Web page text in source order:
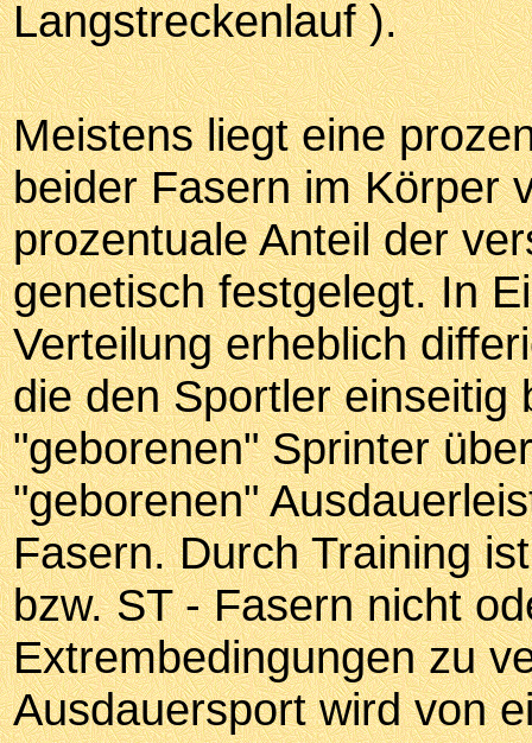
Langstreckenlauf ).
Meistens liegt eine
beider Fasern im Körper
prozentuale Anteil der
genetisch festgelegt. In
Verteilung erheblich
die den Sportler einseitig
"geborenen" Sprinter
"geborenen"
Fasern. Durch Training
bzw. ST - Fasern nicht
Extrembedingungen zu
Ausdauersport wird von